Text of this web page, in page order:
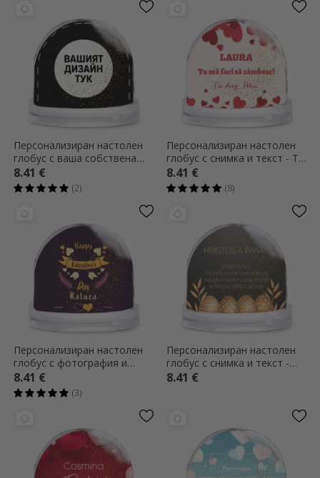
Персонализиран настолен
глобус с ваша собствена
графика
8.41 €
(2)
Персонализиран настолен
глобус с снимка и текст - Ти
ме караш да се усмихвам
8.41 €
(8)
Персонализиран настолен
глобус с фотография и
текст - Свети Валентин
8.41 €
(3)
Персонализиран настолен
глобус с снимка и текст -
Весела Великден!
8.41 €